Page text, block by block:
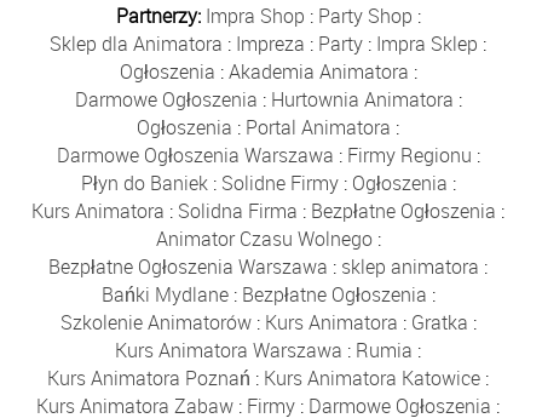
Partnerzy: Impra Shop : Party Shop :
Sklep dla Animatora : Impreza : Party : Impra Sklep :
Ogłoszenia :Akademia Animatora :
Darmowe Ogłoszenia : Hurtownia Animatora :
Ogłoszenia : Portal Animatora :
Darmowe Ogłoszenia Warszawa : Firmy Regionu :
Płyn do Baniek: Solidne Firmy: Ogłoszenia :
Kurs Animatora : Solidna Firma : Bezpłatne Ogłoszenia :
Animator Czasu Wolnego:
Bezpłatne Ogłoszenia Warszawa : sklep animatora :
Bańki Mydlane: Bezpłatne Ogłoszenia :
Szkolenie Animatorów: Kurs Animatora : Gratka :
Kurs Animatora Warszawa : Rumia :
Kurs Animatora Poznań : Kurs Animatora Katowice :
Kurs Animatora Zabaw : Firmy : Darmowe Ogłoszenia :